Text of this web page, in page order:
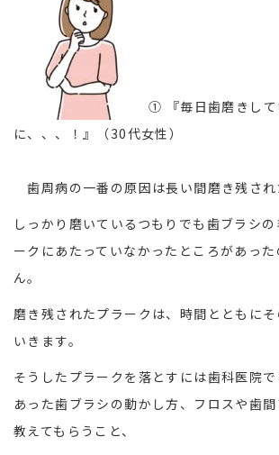
① 『毎日歯磨きして
に、、、！』（30代女性）
歯周病の一番の原因は長い間磨き残され
しっかり磨いているつもりでも歯ブラシ
ークにあたっていなかったところがあっ
ん。
磨き残されたプラークは、時間とともに
いきます。
そうしたプラークを落とすには歯科医院
あった歯ブラシの動かし方、フロスや歯
教えてもらうこと、